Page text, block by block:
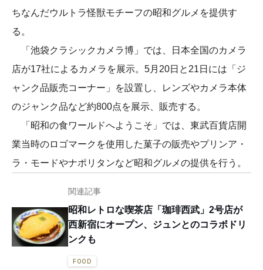
ちなんだウルトラ怪獣モチーフの昭和グルメを提供す
る。
「池袋クラシックカメラ博」では、日本全国のカメラ
店が17社によるカメラを展示。5月20日と21日には「ジ
ャンク品販売コーナー」を設置し、レンズやカメラ本体
のジャンク品など約800点を展示、販売する。
「昭和の食ワールドへようこそ」では、東武百貨店開
業当時のロゴマークを使用した菓子の販売やプリンア・
ラ・モードやナポリタンなど昭和グルメの提供を行う。
関連記事
昭和レトロな喫茶店「珈琲西武」2号店が
西新宿にオープン、ジュンとのコラボドリ
ンクも
FOOD